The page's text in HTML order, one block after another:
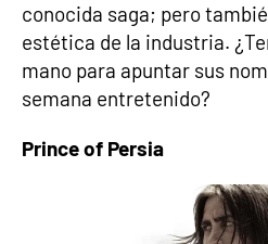
conocida saga; pero
estética de la industria.
mano para apuntar sus
semana entretenido?
Prince of Persia